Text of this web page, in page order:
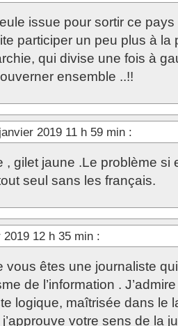
issue pour sortir ce
participer un peu plus à la
qui divise une fois à
ensemble ..!!
2019 11 h 59 min :
, gilet jaune .Le problème si
seul sans les français.
2019 12 h 35 min :
vous êtes une journaliste
de l’information .
logique, maîtrisée dans le
votre sens de la